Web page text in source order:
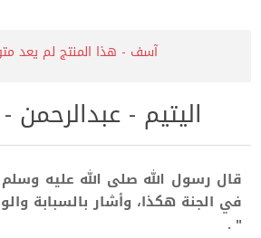
آسف - هذا المنتج لم يعد
اليتيم - عبدالرحمن - 134372
قال رسول الله صلى الله عليه وسلم
في الجنة هكذا، وأشار بالسبابة
" .